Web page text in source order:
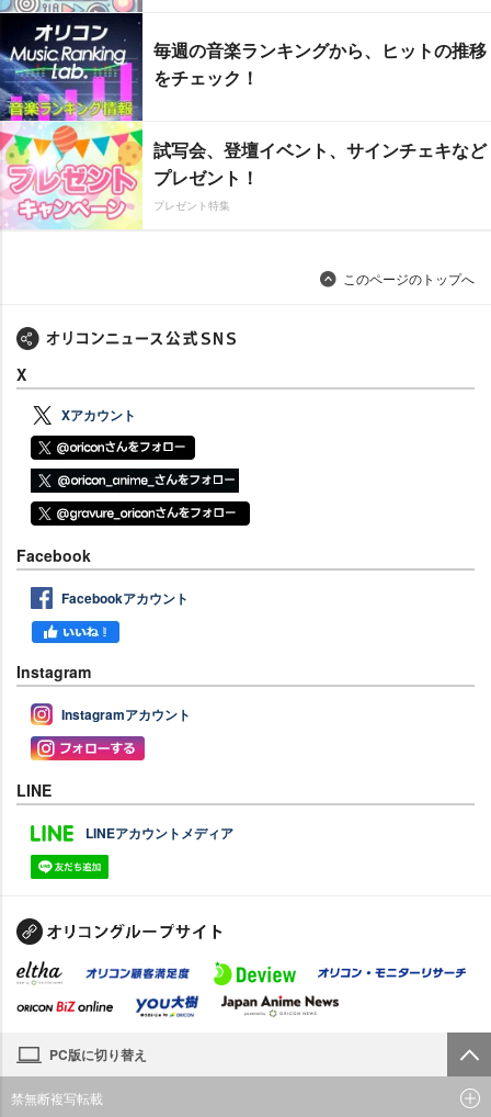
毎週の音楽ランキングから、ヒットの推移
をチェック！
試写会、登壇イベント、サインチェキなど
プレゼント！
プレゼント特集
このページのトップへ
X
Xアカウント
Facebook
Facebookアカウント
Instagram
Instagramアカウント
LINE
LINEアカウントメディア
PC版に切り替え
禁無断複写転載